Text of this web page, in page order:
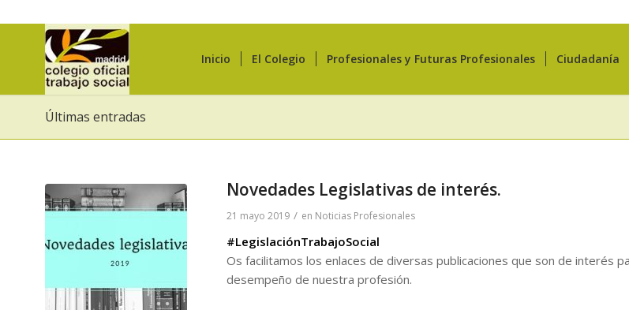
Inicio El Colegio Profesionales y Futuras Profesionales Ciudadanía
Últimas entradas
Novedades Legislativas de interés.
21 mayo 2019 / en Noticias Profesionales
#LegislaciónTrabajoSocial
Os facilitamos los enlaces de diversas publicaciones que son de interés
desempeño de nuestra profesión.